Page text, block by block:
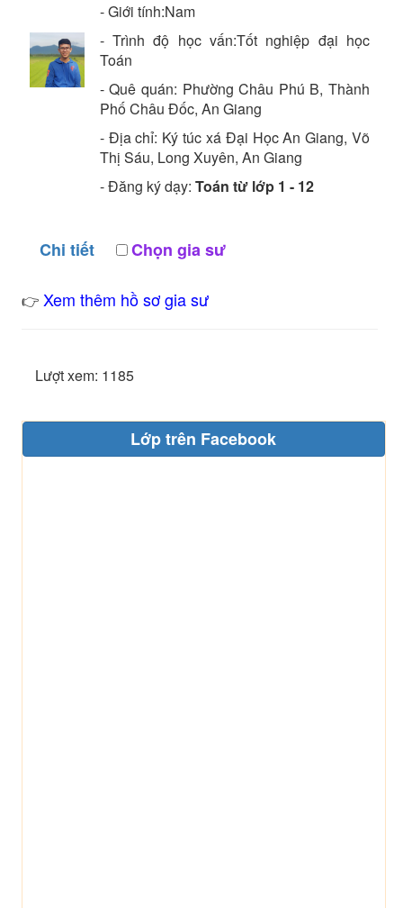
- Giới tính:Nam
- Trình độ học vấn:Tốt nghiệp đại học
Toán
- Quê quán: Phường Châu Phú B, Thành
Phố Châu Đốc, An Giang
- Địa chỉ: Ký túc xá Đại Học An Giang, Võ
Thị Sáu, Long Xuyên, An Giang
- Đăng ký dạy: Toán từ lớp 1 - 12
Chi tiết Chọn gia sư
👉 Xem thêm hồ sơ gia sư
Lượt xem: 1185
Lớp trên Facebook